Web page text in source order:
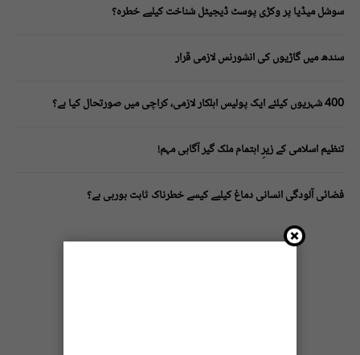
سوشل میڈیا پر وکڑی پوسٹ ڈیجیٹل شناخت کیلیے خطرہ؟
سندھ میں گاڑیوں کی انشورنس لازمی قرار
400 شہریوں کیلئے ایک پولیس اہلکار لازمی، کراچی میں صورتحال کیا ہے؟
تنظیم اسلامی کے زیرِ اہتمام ملک گیر آگاہی مہم!
فضائی آلودگی انسانی دماغ کیلیے کیسے خطرناک ثابت ہورہی ہے؟